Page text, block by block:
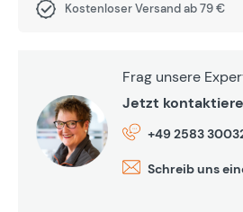
Kostenloser Versand ab 79 €
Frag unsere
Jetzt
+49 2583
Schreib uns